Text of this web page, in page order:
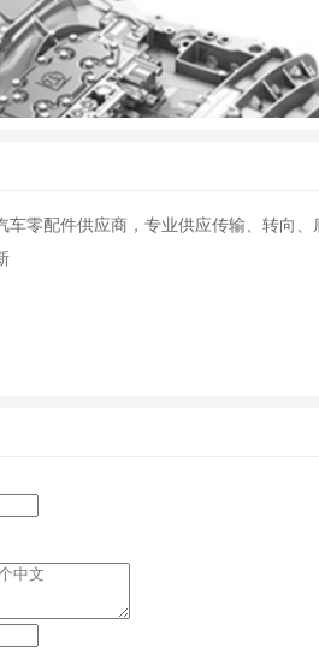
车零配件供应商，专业供应传输、转向